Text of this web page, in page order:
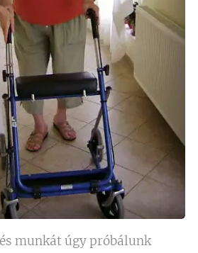
munkát úgy próbálunk